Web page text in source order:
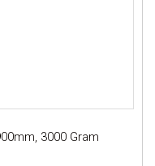
3000 Gram